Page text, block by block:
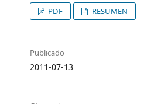
PDF RESUMEN
Publicado
2011-07-13